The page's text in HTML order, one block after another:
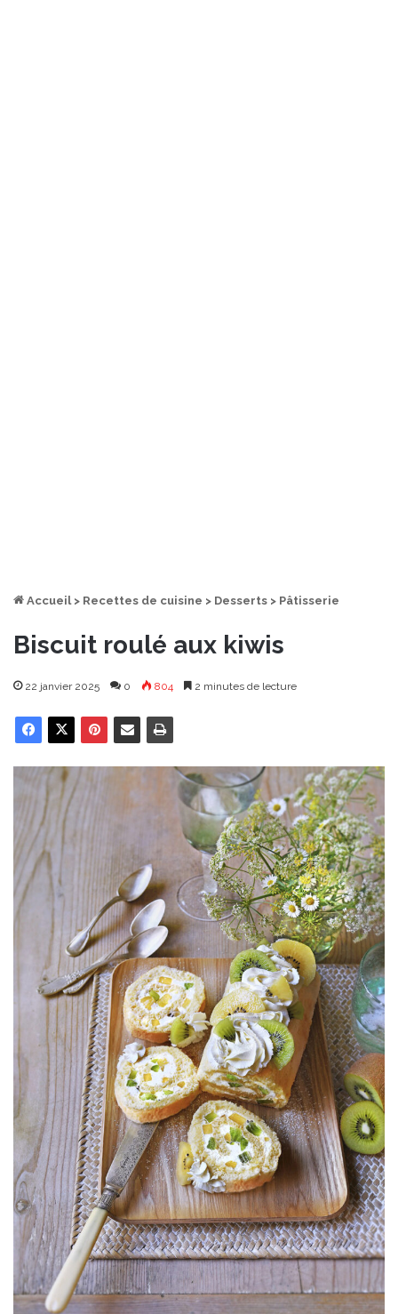
Accueil > Recettes de cuisine > Desserts > Pâtisserie
Biscuit roulé aux kiwis
22 janvier 2025 0 804 2 minutes de lecture